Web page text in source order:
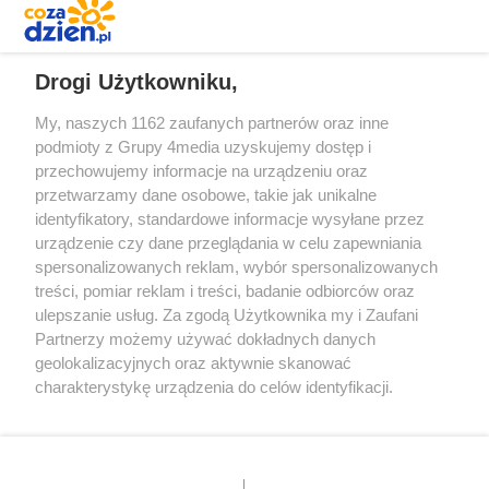
Redakcja Reklama Prywatność
Praca Łódź
the:protocol
Drogi Użytkowniku,
My, naszych 1162 zaufanych partnerów oraz inne
podmioty z Grupy 4media uzyskujemy dostęp i
przechowujemy informacje na urządzeniu oraz
przetwarzamy dane osobowe, takie jak unikalne
identyfikatory, standardowe informacje wysyłane przez
urządzenie czy dane przeglądania w celu zapewniania
spersonalizowanych reklam, wybór spersonalizowanych
treści, pomiar reklam i treści, badanie odbiorców oraz
ulepszanie usług. Za zgodą Użytkownika my i Zaufani
Partnerzy możemy używać dokładnych danych
geolokalizacyjnych oraz aktywnie skanować
charakterystykę urządzenia do celów identyfikacji.
zmienić/wycofać klikając przycisk ustawień prywatności